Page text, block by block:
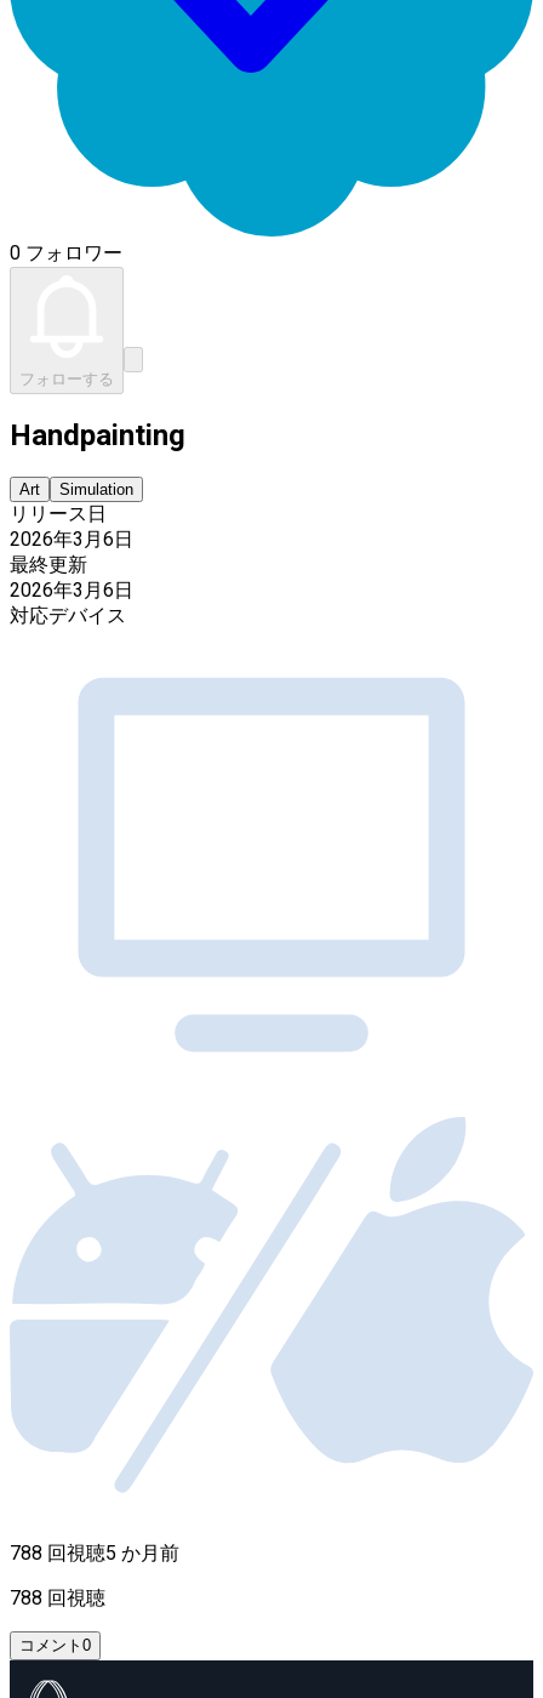
0 フォロワー
フォローする
Handpainting
Art Simulation
リリース日
2026年3月6日
最終更新
2026年3月6日
対応デバイス
788 回視聴5 か月前
788 回視聴
コメント 0